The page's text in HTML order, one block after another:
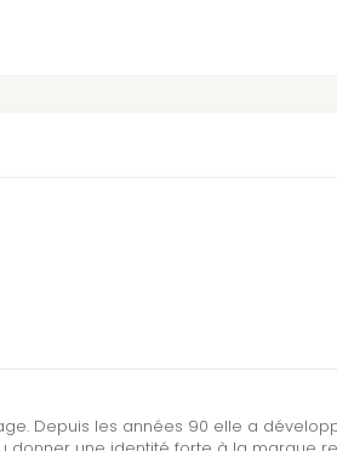
Depuis les années 90 elle a